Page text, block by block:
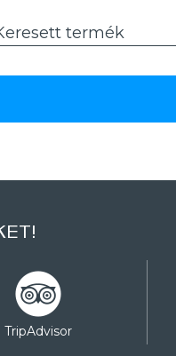
TripAdvisor